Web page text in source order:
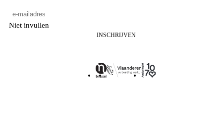
Niet invullen
INSCHRIJVEN